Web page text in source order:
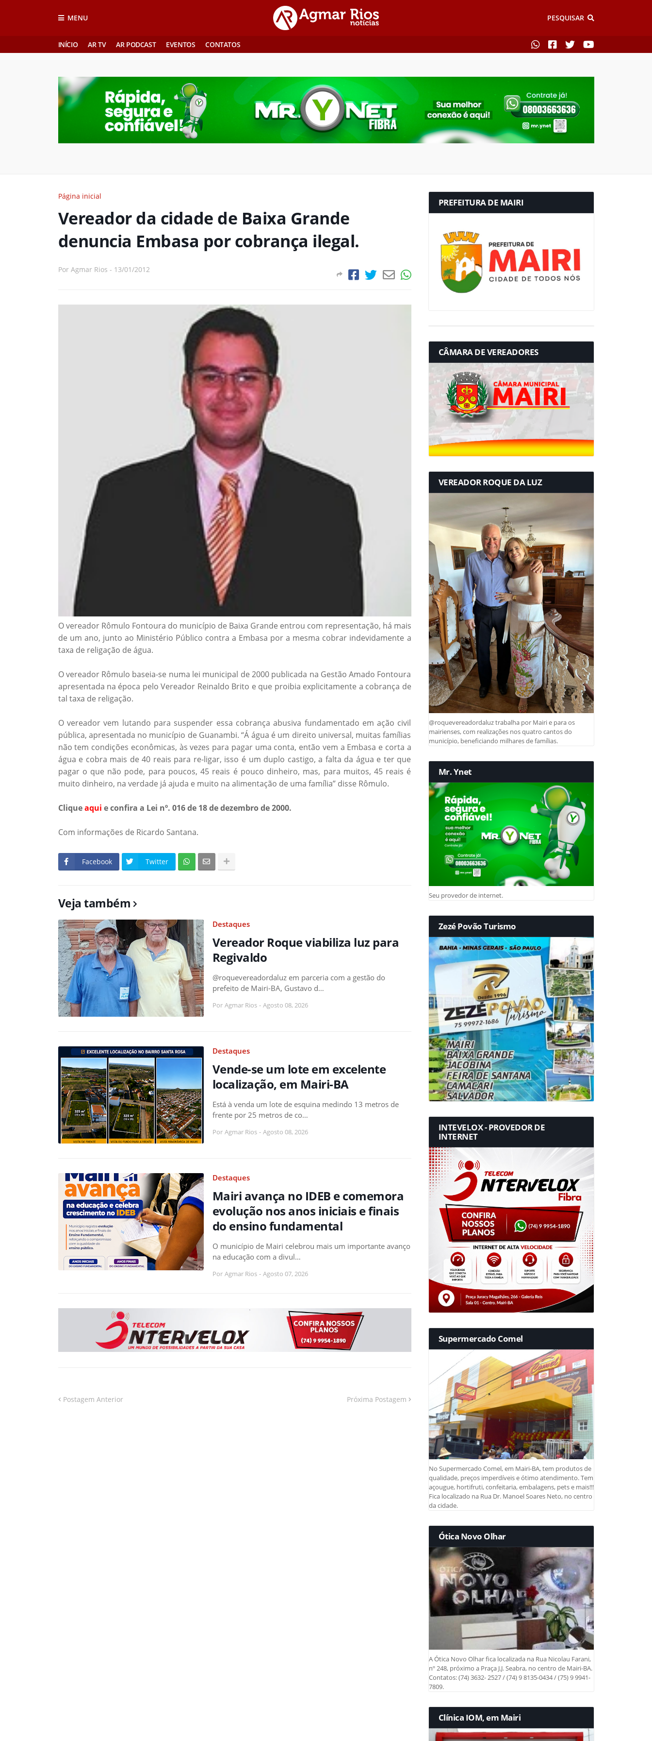
MENU PESQUISAR
INÍCIO AR TV AR PODCAST EVENTOS CONTATOS
Página inicial
Vereador da cidade de Baixa Grande
denuncia Embasa por cobrança ilegal.
Por Agmar Rios - 13/01/2012
O vereador Rômulo Fontoura do município de Baixa Grande entrou com representação, há mais
de um ano, junto ao Ministério Público contra a Embasa por a mesma cobrar indevidamente a
taxa de religação de água.
O vereador Rômulo baseia-se numa lei municipal de 2000 publicada na Gestão Amado Fontoura
apresentada na época pelo Vereador Reinaldo Brito e que proibia explicitamente a cobrança de
tal taxa de religação.
O vereador vem lutando para suspender essa cobrança abusiva fundamentado em ação civil
pública, apresentada no município de Guanambi. “Á água é um direito universal, muitas famílias
não tem condições econômicas, às vezes para pagar uma conta, então vem a Embasa e corta a
água e cobra mais de 40 reais para re-ligar, isso é um duplo castigo, a falta da água e ter que
pagar o que não pode, para poucos, 45 reais é pouco dinheiro, mas, para muitos, 45 reais é
muito dinheiro, na verdade já ajuda e muito na alimentação de uma família” disse Rômulo.
Clique aqui e confira a Lei nº. 016 de 18 de dezembro de 2000.
Com informações de Ricardo Santana.
Facebook Twitter
Veja também
Destaques
Vereador Roque viabiliza luz para
Regivaldo
@roquevereadordaluz em parceria com a gestão do
prefeito de Mairi-BA, Gustavo d…
Por Agmar Rios - Agosto 08, 2026
Destaques
Vende-se um lote em excelente
localização, em Mairi-BA
Está à venda um lote de esquina medindo 13 metros de
frente por 25 metros de co…
Por Agmar Rios - Agosto 08, 2026
Destaques
Mairi avança no IDEB e comemora
evolução nos anos iniciais e finais
do ensino fundamental
O município de Mairi celebrou mais um importante avanço
na educação com a divul…
Por Agmar Rios - Agosto 07, 2026
Postagem Anterior Próxima Postagem
PREFEITURA DE MAIRI
CÂMARA DE VEREADORES
VEREADOR ROQUE DA LUZ
@roquevereadordaluz trabalha por Mairi e para os
mairienses, com realizações nos quatro cantos do
município, beneficiando milhares de famílias.
Mr. Ynet
Seu provedor de internet.
Zezé Povão Turismo
INTEVELOX - PROVEDOR DE
INTERNET
Supermercado Comel
No Supermercado Comel, em Mairi-BA, tem produtos de
qualidade, preços imperdíveis e ótimo atendimento. Tem
açougue, hortifruti, confeitaria, embalagens, pets e mais!!!
Fica localizado na Rua Dr. Manoel Soares Neto, no centro
da cidade.
Ótica Novo Olhar
A Ótica Novo Olhar fica localizada na Rua Nicolau Farani,
nº 248, próximo a Praça J.J. Seabra, no centro de Mairi-BA.
Contatos: (74) 3632- 2527 / (74) 9 8135-0434 / (75) 9 9941-
7809.
Clínica IOM, em Mairi